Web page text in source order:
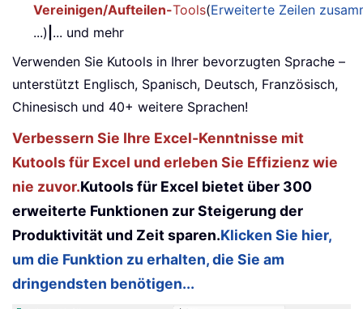
Vereinigen/Aufteilen-Tools(Erweiterte Zeilen
...) ... und mehr
Verwenden Sie Kutools in Ihrer bevorzugten Sprache –
unterstützt Englisch, Spanisch, Deutsch, Französisch,
Chinesisch und 40+ weitere Sprachen!
Verbessern Sie Ihre Excel-Kenntnisse mit
Kutools für Excel und erleben Sie Effizienz wie
nie zuvor.Kutools für Excel bietet über 300
erweiterte Funktionen zur Steigerung der
Produktivität und Zeit sparen.Klicken Sie hier,
um die Funktion zu erhalten, die Sie am
dringendsten benötigen...